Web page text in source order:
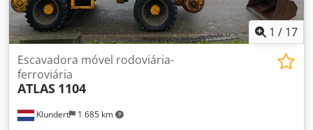
1 / 17
Klundert 1 685 km
Escavadora móvel rodoviária-
ferroviária
ATLAS 1104